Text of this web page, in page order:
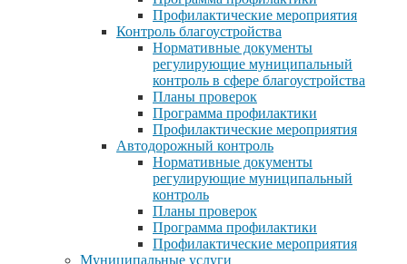
Профилактические мероприятия
Контроль благоустройства
Нормативные документы
регулирующие муниципальный
контроль в сфере благоустройства
Планы проверок
Программа профилактики
Профилактические мероприятия
Автодорожный контроль
Нормативные документы
регулирующие муниципальный
контроль
Планы проверок
Программа профилактики
Профилактические мероприятия
Муниципальные услуги